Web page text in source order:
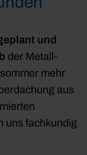
und
der Metall-
mehr
aus
uns fachkundig